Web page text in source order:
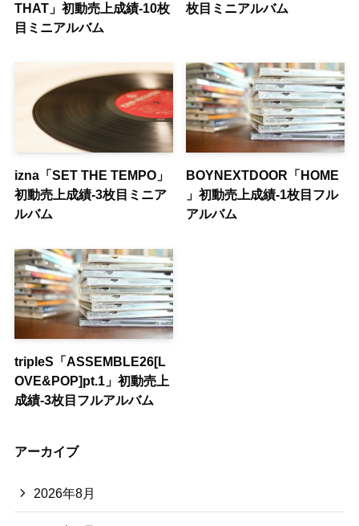
THAT」初動売上成績-10枚
目ミニアルバム
枚目ミニアルバム
izna「SET THE TEMPO」
初動売上成績-3枚目ミニア
ルバム
BOYNEXTDOOR「HOME
」初動売上成績-1枚目フル
アルバム
tripleS「ASSEMBLE26[L
OVE&POP]pt.1」初動売上
成績-3枚目フルアルバム
アーカイブ
2026年8月